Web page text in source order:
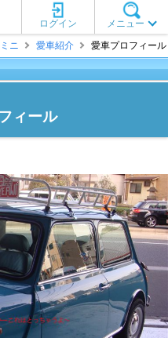
メニュー
ログイン
ミニ 愛車紹介 愛車プロフィー
ィール